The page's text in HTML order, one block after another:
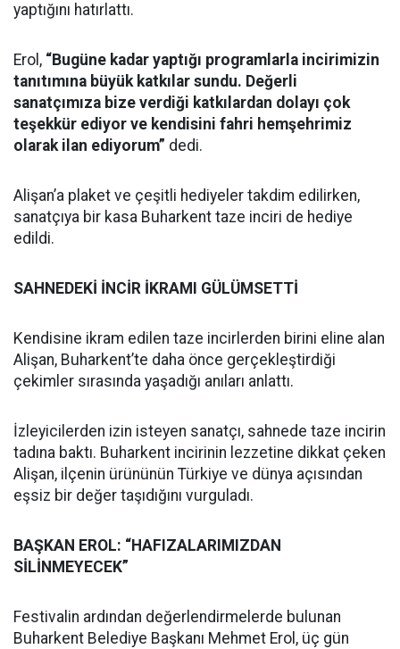
yaptığını hatırlattı.
Erol, “Bugüne kadar yaptığı programlarla incirimizin
tanıtımına büyük katkılar sundu. Değerli
sanatçımıza bize verdiği katkılardan dolayı çok
teşekkür ediyor ve kendisini fahri hemşehrimiz
olarak ilan ediyorum” dedi.
Alişan’a plaket ve çeşitli hediyeler takdim edilirken,
sanatçıya bir kasa Buharkent taze inciri de hediye
edildi.
SAHNEDEKİ İNCİR İKRAMI GÜLÜMSETTİ
Kendisine ikram edilen taze incirlerden birini eline alan
Alişan, Buharkent’te daha önce gerçekleştirdiği
çekimler sırasında yaşadığı anıları anlattı.
İzleyicilerden izin isteyen sanatçı, sahnede taze incirin
tadına baktı. Buharkent incirinin lezzetine dikkat çeken
Alişan, ilçenin ürününün Türkiye ve dünya açısından
eşsiz bir değer taşıdığını vurguladı.
BAŞKAN EROL: “HAFIZALARIMIZDAN
SİLİNMEYECEK”
Festivalin ardından değerlendirmelerde bulunan
Buharkent Belediye Başkanı Mehmet Erol, üç gün